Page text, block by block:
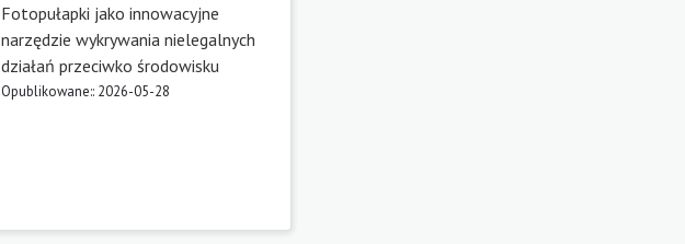
Fotopułapki jako innowacyjne
narzędzie wykrywania nielegalnych
działań przeciwko środowisku
Opublikowane:: 2026-05-28